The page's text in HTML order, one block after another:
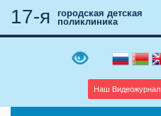
Наш Видеожурнал
17-я
городская детская
поликлиника